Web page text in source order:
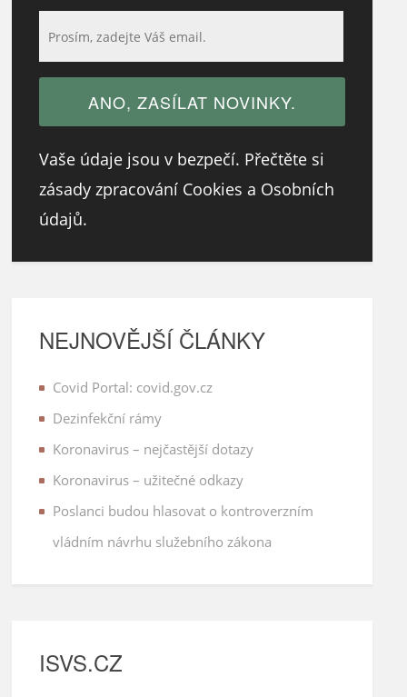
Vaše údaje jsou v bezpečí. Přečtěte si
zásady zpracování Cookies a Osobních
údajů.
NEJNOVĚJŠÍ ČLÁNKY
Covid Portal: covid.gov.cz
Dezinfekční rámy
Koronavirus – nejčastější dotazy
Koronavirus – užitečné odkazy
Poslanci budou hlasovat o kontroverzním
vládním návrhu služebního zákona
ISVS.CZ